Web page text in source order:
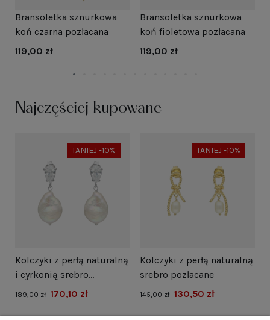
Bransoletka sznurkowa
koń czarna pozłacana
119,00 zł
Bransoletka sznurkowa
koń fioletowa pozłacana
119,00 zł
Najczęściej kupowane
TANIEJ -10%
Kolczyki z perłą naturalną
i cyrkonią srebro
rodowane
189,00 zł 170,10 zł
TANIEJ -10%
Kolczyki z perłą naturalną
srebro pozłacane
145,00 zł 130,50 zł